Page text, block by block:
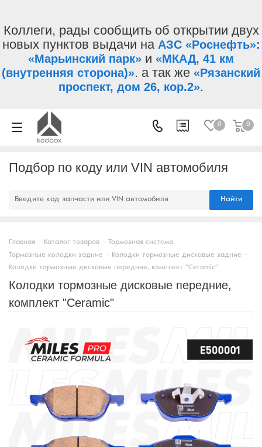
Коллеги, рады сообщить об открытии двух
новых пунктов выдачи на АЗС «Роснефть»:
«Марьинский парк» и «МКАД, 41 км
(внутренняя сторона)». а так же «Рязанский
проспект, дом 26, кор.2».
0 0
Подбор по коду или VIN автомобиля
Найти
Главная - Каталог товаров - Тормозная система -
Тормозные колодки задние - Колодки тормозные дисковые задние -
Колодки тормозные дисковые передние, комплект "Ceramic"
Колодки тормозные дисковые передние,
комплект "Ceramic"